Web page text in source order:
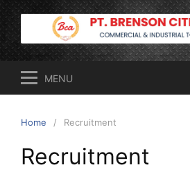
Skip
content
MENU
Home Recruitment
Recruitment